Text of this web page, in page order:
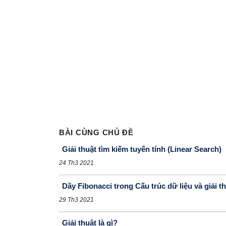
BÀI CÙNG CHỦ ĐỀ
Giải thuật tìm kiếm tuyến tính (Linear Search)
24 Th3 2021
Dãy Fibonacci trong Cấu trúc dữ liệu và giải
29 Th3 2021
Giải thuật là gì?